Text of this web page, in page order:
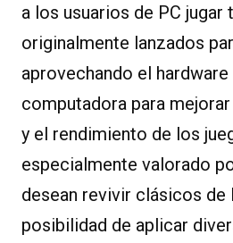
a los usuarios de PC jugar
originalmente lanzados
aprovechando el hardware
computadora para
y el rendimiento de los
especialmente valorado
desean revivir clásicos de
posibilidad de aplicar